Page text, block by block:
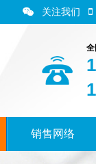
关注我们
销售网络